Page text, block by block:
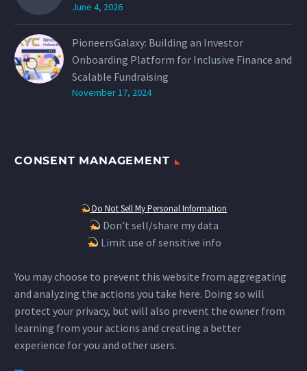
June 4, 2026
PioneersGalaxy: Building an Investor
Onboarding Platform for Inclusive Finance and
Scalable Fundraising
November 17, 2024
CONSENT MANAGEMENT
Do Not Sell My Personal Information
Don’t sell/share my data
Limit use of sensitive info
You may choose to prevent this website from aggregating
and analyzing the actions you take here. Doing so will
protect your privacy, but will also prevent the owner from
learning from your actions and creating a better
experience for you and other users.